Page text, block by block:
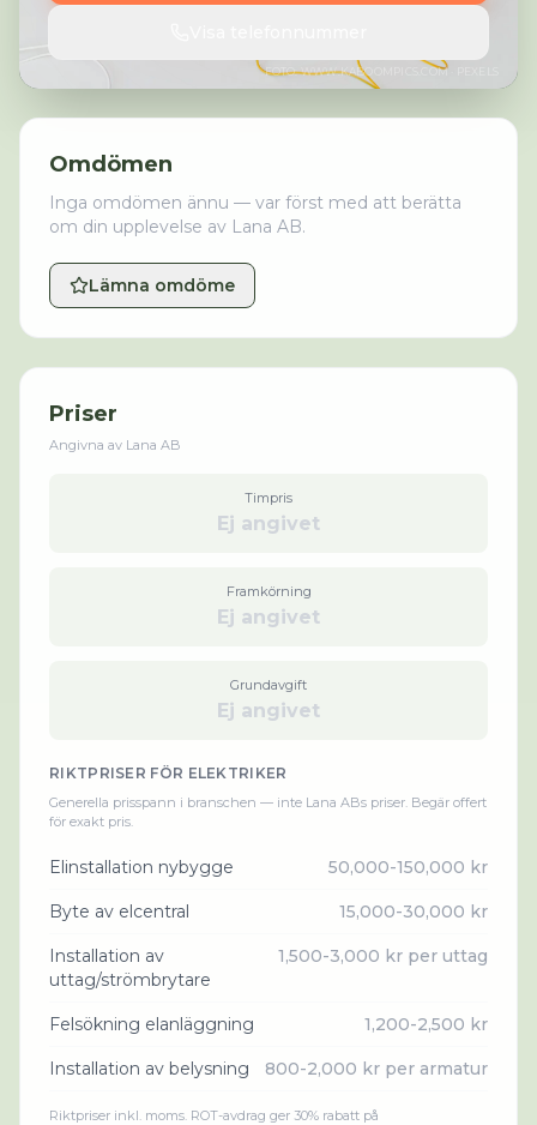
FOTO:WWW.KABOOMPICS.COM· PEXELS
Omdömen
Inga omdömen ännu — var först med att berätta
om din upplevelse av Lana AB.
Lämna omdöme
Priser
Angivna av Lana AB
Timpris
Ej angivet
Framkörning
Ej angivet
Grundavgift
Ej angivet
RIKTPRISER FÖR ELEKTRIKER
Generella prisspann i branschen — inte Lana ABs priser. Begär offert
för exakt pris.
Elinstallation nybygge 50,000-150,000 kr
Byte av elcentral 15,000-30,000 kr
Installation av
uttag/strömbrytare
1,500-3,000 kr per uttag
Felsökning elanläggning 1,200-2,500 kr
Installation av belysning 800-2,000 kr per armatur
Riktpriser inkl. moms. ROT-avdrag ger 30% rabatt på